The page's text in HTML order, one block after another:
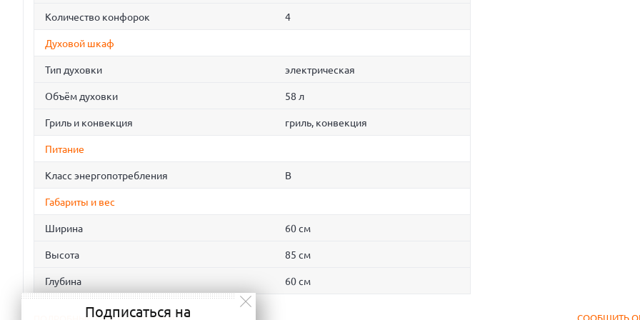
Количество конфорок 4
Духовой шкаф
Тип духовки электрическая
Объём духовки 58 л
Гриль и конвекция гриль, конвекция
Питание
Класс энергопотребления B
Габариты и вес
Ширина 60 см
Высота 85 см
Глубина 60 см
Подписаться на